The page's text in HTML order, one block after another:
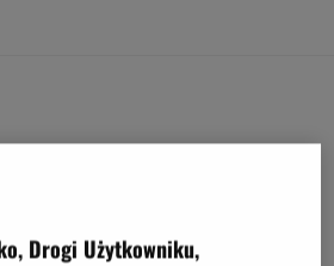
Drogi Użytkowniku,